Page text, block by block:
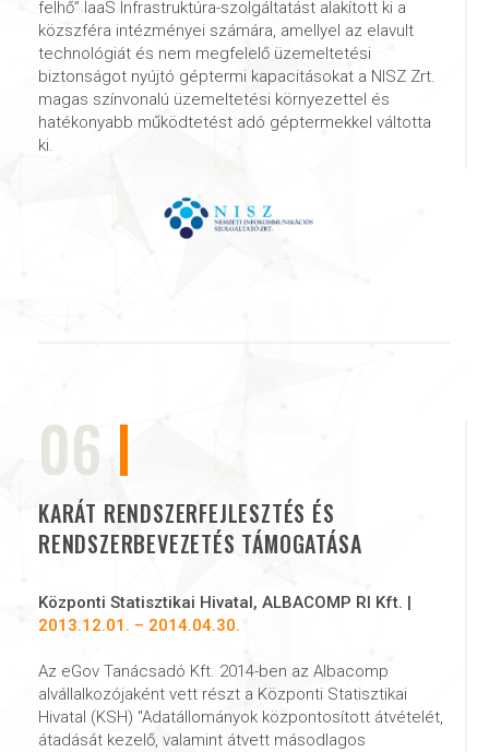
felhő” IaaS Infrastruktúra-szolgáltatást alakított ki a
közszféra intézményei számára, amellyel az elavult
technológiát és nem megfelelő üzemeltetési
biztonságot nyújtó géptermi kapacitásokat a NISZ Zrt.
magas színvonalú üzemeltetési környezettel és
hatékonyabb működtetést adó géptermekkel váltotta
ki.
06
KARÁT RENDSZERFEJLESZTÉS ÉS
RENDSZERBEVEZETÉS TÁMOGATÁSA
Központi Statisztikai Hivatal, ALBACOMP RI Kft. |
2013.12.01. – 2014.04.30.
Az eGov Tanácsadó Kft. 2014-ben az Albacomp
alvállalkozójaként vett részt a Központi Statisztikai
Hivatal (KSH) "Adatállományok központosított átvételét,
átadását kezelő, valamint átvett másodlagos